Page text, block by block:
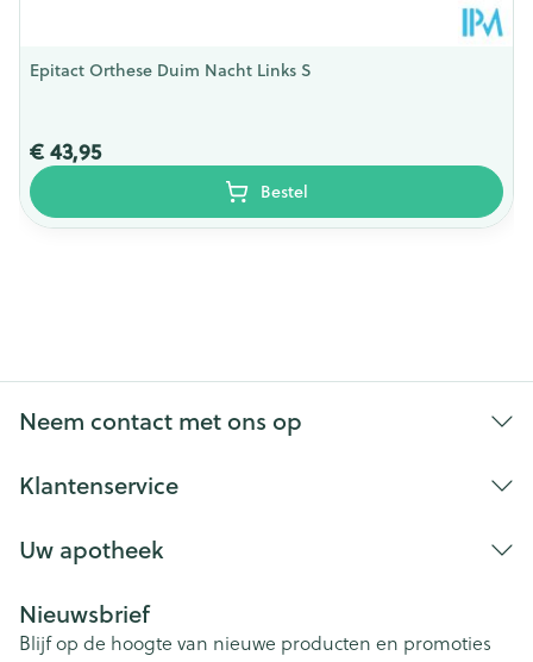
Epitact Orthese Duim Nacht Links S
€ 43,95
Bestel
Neem contact met ons op
Klantenservice
Uw apotheek
Nieuwsbrief
Blijf op de hoogte van nieuwe producten en promoties